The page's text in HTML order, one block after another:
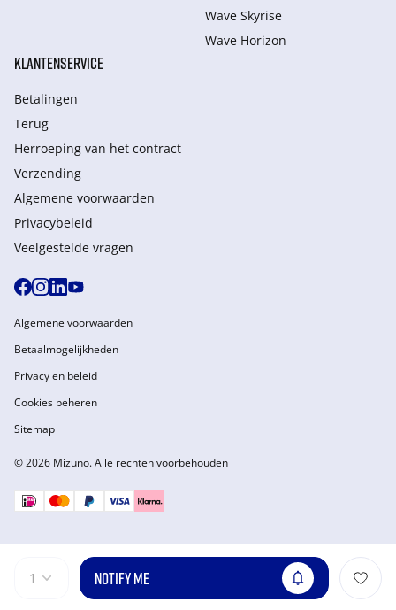
1 NOTIFY ME
Wave Skyrise
Wave Horizon
KLANTENSERVICE
Betalingen
Terug
Herroeping van het contract
Verzending
Algemene voorwaarden
Privacybeleid
Veelgestelde vragen
© 2026 Mizuno. Alle rechten voorbehouden
Algemene voorwaarden
Betaalmogelijkheden
Privacy en beleid
Cookies beheren
Sitemap